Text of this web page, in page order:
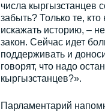
числа кыргызстанцев
забыть? Только те,
искажать историю, –
закон. Сейчас идет
поддерживать и
говорят, что надо
кыргызстанцев?».
Парламентарий